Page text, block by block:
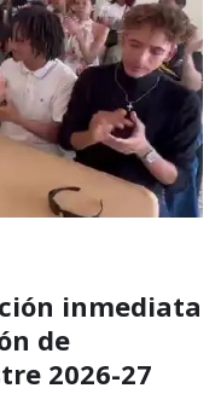
inmediata
de
2026-27